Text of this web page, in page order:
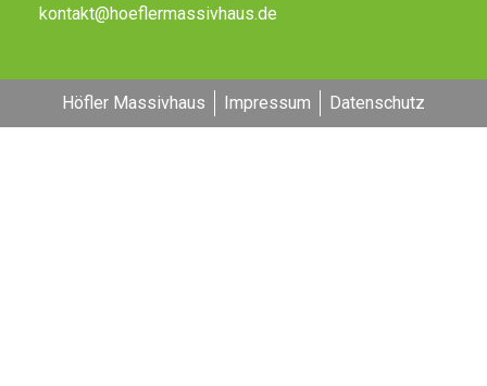
kontakt@hoeflermassivhaus.de
Höfler Massivhaus Impressum Datenschutz